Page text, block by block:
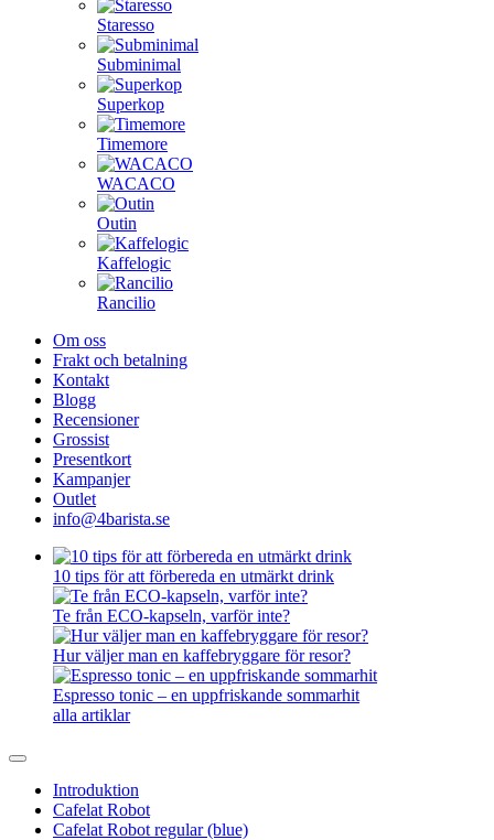
Staresso
Subminimal
Superkop
Timemore
WACACO
Outin
Kaffelogic
Rancilio
Om oss
Frakt och betalning
Kontakt
Blogg
Recensioner
Grossist
Presentkort
Kampanjer
Outlet
info@4barista.se
10 tips för att förbereda en utmärkt drink
Te från ECO-kapseln, varför inte?
Hur väljer man en kaffebryggare för resor?
Espresso tonic – en uppfriskande sommarhit
alla artiklar
Introduktion
Cafelat Robot
Cafelat Robot regular (blue)